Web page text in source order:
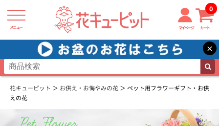
メニュー マイページ カート
0
×
花キューピット お供え・お悔やみの花
ペット用フラワーギフト・お供
えの花